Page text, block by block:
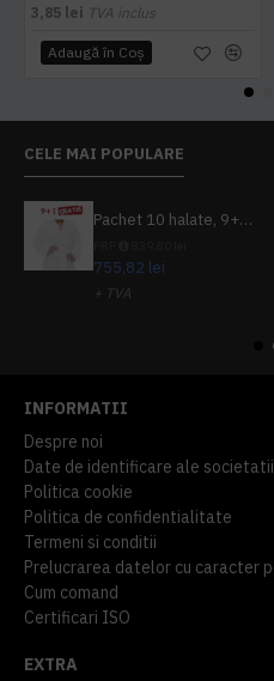
3,85 lei TVA inclus
Adaugă în Coş
CELE MAI POPULARE
Pachet 10 halate, 9+1 gratuit
755,82 lei
+ TVA
INFORMATII
Despre noi
Date de identificare ale societatii
Politica cookie
Politica de confidentialitate
Termeni si conditii
Prelucrarea datelor cu caracter
Cum comand
Certificari ISO
EXTRA